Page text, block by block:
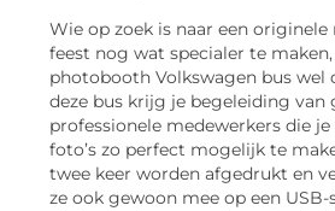
Wie op zoek is naar een
feest nog wat specialer te maken,
photobooth Volkswagen bus wel
deze bus krijg je begeleiding van
professionele medewerkers die
foto’s zo perfect mogelijk te
twee keer worden afgedrukt en
ze ook gewoon mee op een